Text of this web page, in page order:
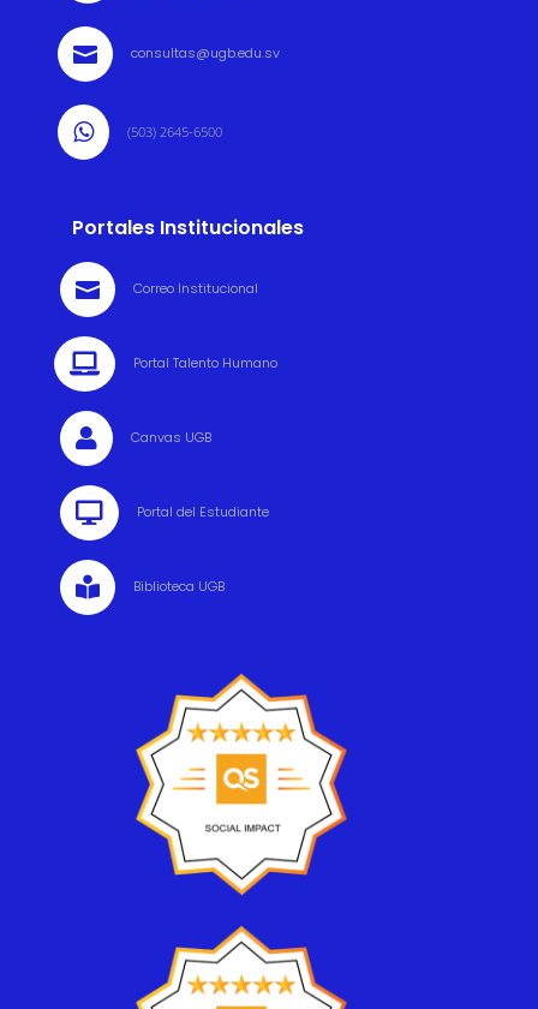
 consultas@ugb.edu.sv
 (503) 2645-6500
Portales Institucionales
 Correo Institucional
 Portal Talento Humano
 Canvas UGB
 Portal del Estudiante
 Biblioteca UGB